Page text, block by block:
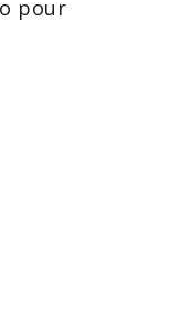
pour